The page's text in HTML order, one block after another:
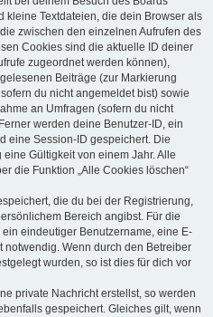
kleine Textdateien, die dein Browser als
zwischen den einzelnen Aufrufen des
Cookies sind die aktuelle ID deiner
zugeordnet werden können),
Beiträge (zur Markierung
du nicht angemeldet bist) sowie
an Umfragen (sofern du nicht
werden deine Benutzer-ID, ein
eine Session-ID gespeichert. Die
Gültigkeit von einem Jahr. Alle
die Funktion „Alle Cookies löschen“
die du bei der Registrierung,
Bereich angibst. Für die
eindeutiger Benutzername, eine E-
notwendig. Wenn durch den Betreiber
wurden, so ist dies für dich vor
private Nachricht erstellst, so werden
gespeichert. Gleiches gilt, wenn